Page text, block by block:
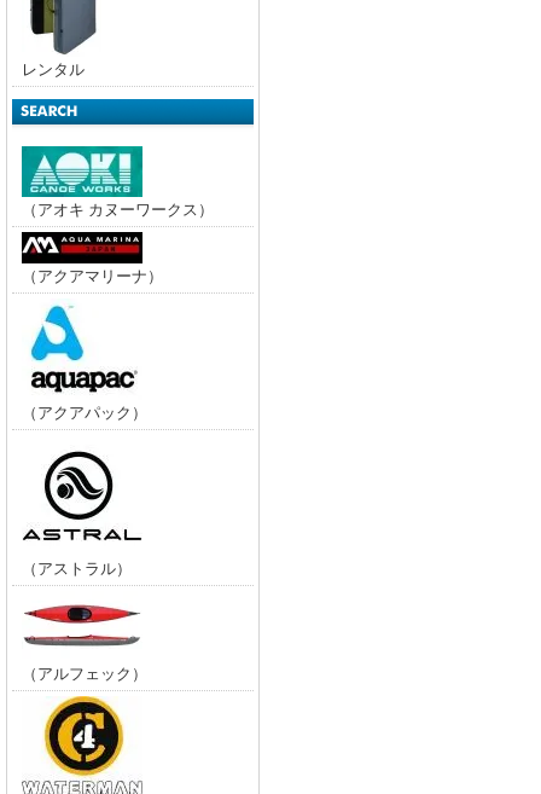
レンタル
（アオキ カヌーワークス）
（アクアマリーナ）
（アクアパック）
（アストラル）
（アルフェック）